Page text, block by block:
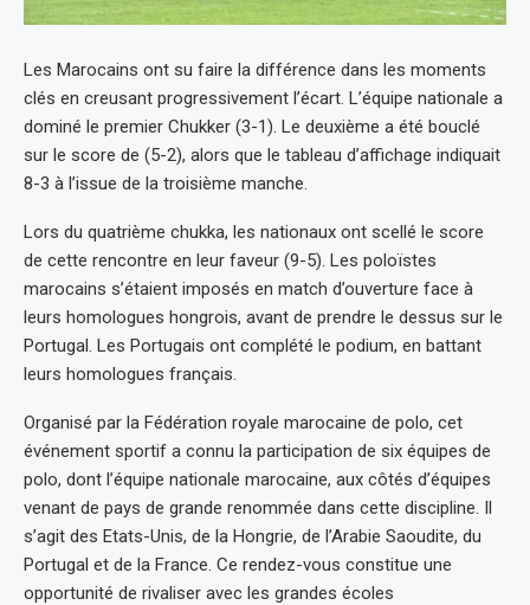
Les Marocains ont su faire la différence dans les moments
clés en creusant progressivement l’écart. L’équipe nationale a
dominé le premier Chukker (3-1). Le deuxième a été bouclé
sur le score de (5-2), alors que le tableau d’affichage indiquait
8-3 à l’issue de la troisième manche.
Lors du quatrième chukka, les nationaux ont scellé le score
de cette rencontre en leur faveur (9-5). Les poloïstes
marocains s’étaient imposés en match d’ouverture face à
leurs homologues hongrois, avant de prendre le dessus sur le
Portugal. Les Portugais ont complété le podium, en battant
leurs homologues français.
Organisé par la Fédération royale marocaine de polo, cet
événement sportif a connu la participation de six équipes de
polo, dont l’équipe nationale marocaine, aux côtés d’équipes
venant de pays de grande renommée dans cette discipline. Il
s’agit des Etats-Unis, de la Hongrie, de l’Arabie Saoudite, du
Portugal et de la France. Ce rendez-vous constitue une
opportunité de rivaliser avec les grandes écoles